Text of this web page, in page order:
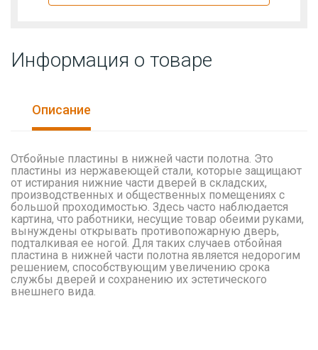
Информация о товаре
Описание
Отбойные пластины в нижней части полотна. Это
пластины из нержавеющей стали, которые защищают
от истирания нижние части дверей в складских,
производственных и общественных помещениях с
большой проходимостью. Здесь часто наблюдается
картина, что работники, несущие товар обеими руками,
вынуждены открывать противопожарную дверь,
подталкивая ее ногой. Для таких случаев отбойная
пластина в нижней части полотна является недорогим
решением, способствующим увеличению срока
службы дверей и сохранению их эстетического
внешнего вида.